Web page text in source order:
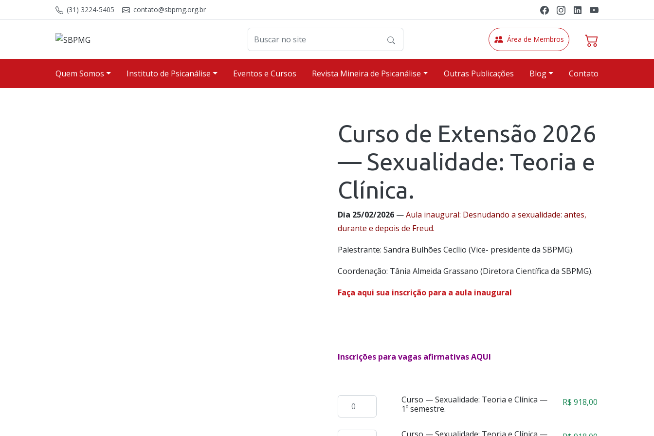
(31) 3224-5405 contato@sbpmg.org.br
Buscar no site Área de Membros
Quem Somos Instituto de Psicanálise Eventos e Cursos Revista Mineira de Psicanálise Outras Publicações Blog Contato
Curso de Extensão 2026
— Sexualidade: Teoria e
Clínica.
Dia 25/02/2026 —Aula inaugural: Desnudando a sexualidade: antes,
durante e depois de Freud.
Palestrante: Sandra Bulhões Cecílio (Vice- presidente da SBPMG).
Coordenação: Tânia Almeida Grassano (Diretora Científica da SBPMG).
Faça aqui sua inscrição para a aula inaugural
Inscrições para vagas afirmativasAQUI
—
Sexualidade:
Curso — Sexualidade: Teoria e Clínica —
1º semestre.
R$ 918,00